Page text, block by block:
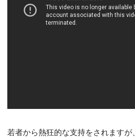
若者から熱狂的な支持をされますが